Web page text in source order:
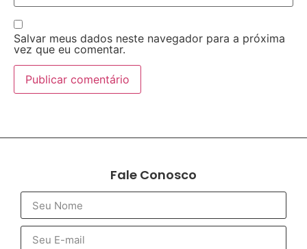
Salvar meus dados neste navegador para a próxima
vez que eu comentar.
Fale Conosco